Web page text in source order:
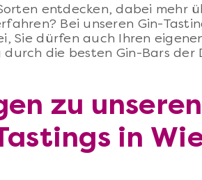
entdecken, dabei mehr
Bei unseren Gin-
Sie dürfen auch Ihren
die besten Gin-Bars der
zu
in